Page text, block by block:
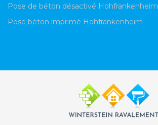
Pose de béton désactivé Hohfrankenheim
Pose béton imprimé Hohfrankenheim